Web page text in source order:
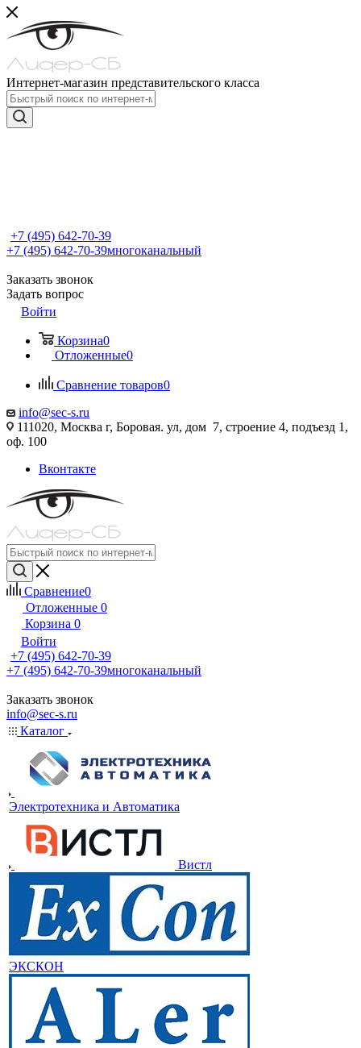
Интернет-магазин представительского класса
+7 (495) 642-70-39
+7 (495) 642-70-39многоканальный
Заказать звонок
Задать вопрос
Войти
Корзина0
Отложенные0
Сравнение товаров0
info@sec-s.ru
111020, Москва г, Боровая. ул, дом 7, строение 4, подъезд 1,
оф. 100
Вконтакте
Сравнение0
Отложенные 0
Корзина 0
Войти
+7 (495) 642-70-39
+7 (495) 642-70-39многоканальный
Заказать звонок
info@sec-s.ru
Каталог
Электротехника и Автоматика
Вистл
ЭКСКОН